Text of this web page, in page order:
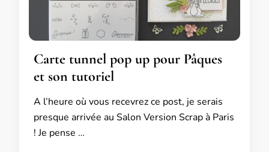
Carte tunnel pop up pour Pâques
et son tutoriel
A l’heure où vous recevrez ce post, je serais
presque arrivée au Salon Version Scrap à Paris
! Je pense …